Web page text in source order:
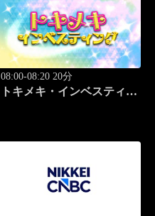
08:00-08:20 20分
トキメキ・インベスティン